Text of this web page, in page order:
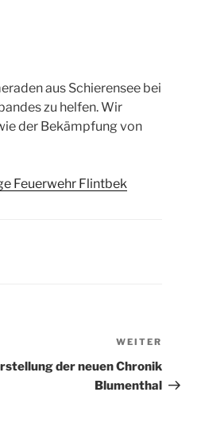
aus Schierensee bei
zu helfen. Wir
der Bekämpfung von
Feuerwehr Flintbek
Beitrag
WEITER
der neuen Chronik
Blumenthal